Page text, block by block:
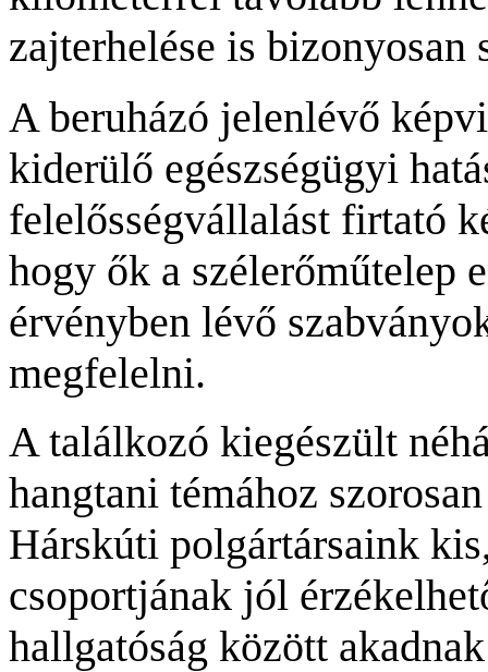
zajterhelése is bizonyosan
A beruházó jelenlévő
kiderülő egészségügyi
felelősségvállalást firtató
hogy ők a szélerőműtelep
érvényben lévő
megfelelni.
A találkozó kiegészült
hangtani témához szoros
Hárskúti polgártársaink
csoportjának jól
hallgatóság között